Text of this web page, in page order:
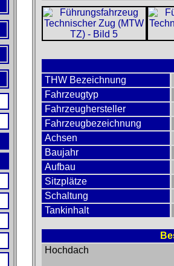
THW Bezeichnung
Fahrzeugtyp
Fahrzeughersteller
Fahrzeugbezeichnung
Achsen
Baujahr
Aufbau
Sitzplätze
Schaltung
Tankinhalt
Hochdach